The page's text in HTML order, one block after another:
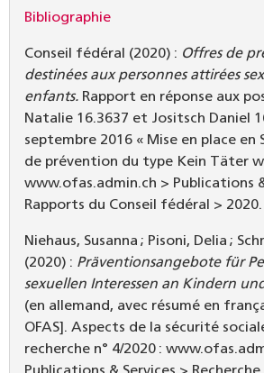
Bibliographie
Conseil fédéral (2020) : Offres de
destinées aux personnes attirées
enfants. Rapport en réponse aux
Natalie 16.3637 et Jositsch Daniel
septembre 2016 « Mise en place en
de prévention du type Kein Täter
www.ofas.admin.ch > Publications
Rapports du Conseil fédéral > 2020.
Niehaus, Susanna ; Pisoni, Delia ;
(2020) : Präventionsangebote für
sexuellen Interessen an Kindern
(en allemand, avec résumé en
OFAS]. Aspects de la sécurité
recherche n° 4/2020 :